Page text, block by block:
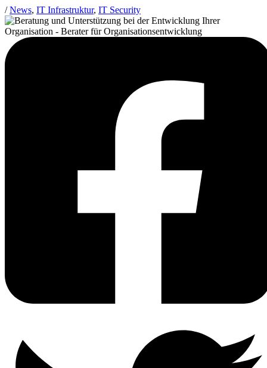
/News, IT Infrastruktur, IT Security